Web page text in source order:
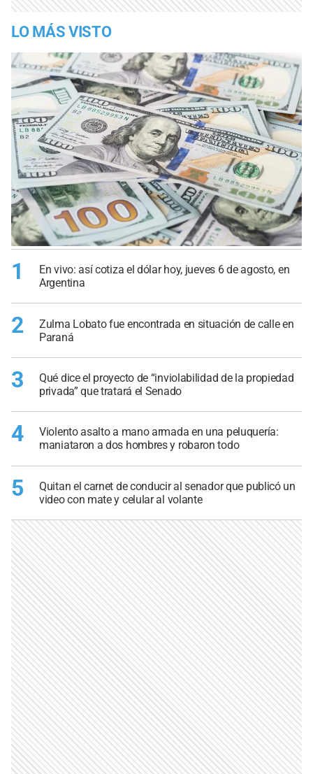
LO MÁS VISTO
1
En vivo: así cotiza el dólar hoy, jueves 6 de agosto, en
Argentina
2
Zulma Lobato fue encontrada en situación de calle en
Paraná
3
Qué dice el proyecto de “inviolabilidad de la propiedad
privada” que tratará el Senado
4
Violento asalto a mano armada en una peluquería:
maniataron a dos hombres y robaron todo
5
Quitan el carnet de conducir al senador que publicó un
video con mate y celular al volante